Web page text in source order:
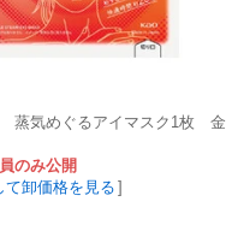
蒸気めぐるアイマスク1枚 金
のみ公開
て卸価格を見る]